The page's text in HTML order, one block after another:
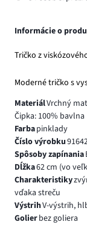
Informácie o
Tričko z
Moderné tričko s
MateriálVrchný
Čipka: 100% bavlna
Farbapinklady
Číslo výrobku
Spôsoby zapínania
Dĺžka62 cm (vo
Charakteristiky
vďaka streču
VýstrihV-výstrih,
Golierbez goliera